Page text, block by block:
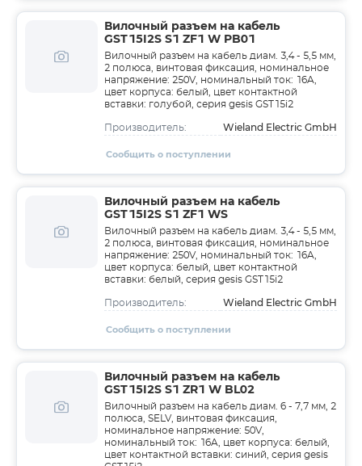
Вилочный разъем на кабель
GST15I2S S1 ZF1 W PB01
Вилочный разъем на кабель диам. 3,4 - 5,5 мм,
2 полюса, винтовая фиксация, номинальное
напряжение: 250V, номинальный ток: 16A,
цвет корпуса: белый, цвет контактной
вставки: голубой, серия gesis GST15i2
Производитель: Wieland Electric GmbH
Сообщить о поступлении
Вилочный разъем на кабель
GST15I2S S1 ZF1 WS
Вилочный разъем на кабель диам. 3,4 - 5,5 мм,
2 полюса, винтовая фиксация, номинальное
напряжение: 250V, номинальный ток: 16A,
цвет корпуса: белый, цвет контактной
вставки: белый, серия gesis GST15i2
Производитель: Wieland Electric GmbH
Сообщить о поступлении
Вилочный разъем на кабель
GST15I2S S1 ZR1 W BL02
Вилочный разъем на кабель диам. 6 - 7,7 мм, 2
полюса, SELV, винтовая фиксация,
номинальное напряжение: 50V,
номинальный ток: 16A, цвет корпуса: белый,
цвет контактной вставки: синий, серия gesis